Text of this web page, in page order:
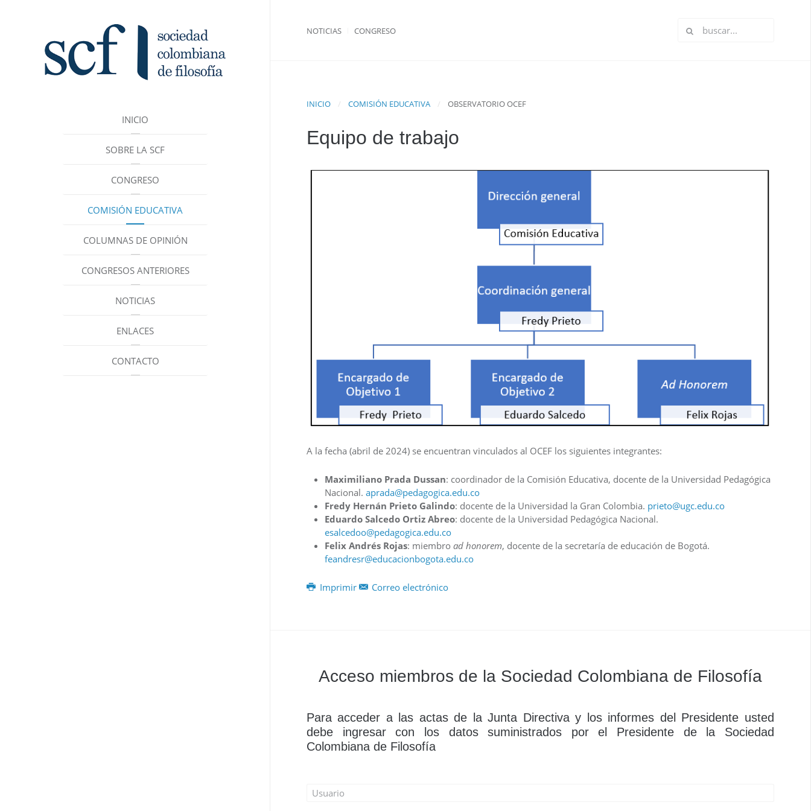
INICIO
SOBRE LA SCF
CONGRESO
COMISIÓN EDUCATIVA
COLUMNAS DE OPINIÓN
CONGRESOS ANTERIORES
NOTICIAS
ENLACES
CONTACTO
NOTICIAS CONGRESO
INICIO COMISIÓN EDUCATIVA OBSERVATORIO OCEF
Equipo de trabajo
A la fecha (abril de 2024) se encuentran vinculados al OCEF los siguientes integrantes:
Maximiliano Prada Dussan: coordinador de la Comisión Educativa, docente de la Universidad Pedagógica
Nacional. aprada@pedagogica.edu.co
Fredy Hernán Prieto Galindo: docente de la Universidad la Gran Colombia. prieto@ugc.edu.co
Eduardo Salcedo Ortiz Abreo: docente de la Universidad Pedagógica Nacional.
esalcedoo@pedagogica.edu.co
Felix Andrés Rojas: miembro ad honorem, docente de la secretaría de educación de Bogotá.
feandresr@educacionbogota.edu.co
Imprimir Correo electrónico
Acceso miembros de la Sociedad Colombiana de Filosofía
Para acceder a las actas de la Junta Directiva y los informes del Presidente usted
debe ingresar con los datos suministrados por el Presidente de la Sociedad
Colombiana de Filosofía